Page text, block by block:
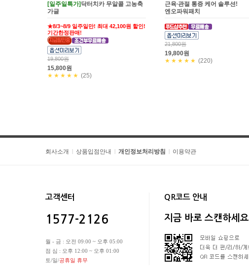
[일주일특가] 닥터치카 무알콜 고농축
가글
★8/3~8/9 일주일만! 최대 42,100원 할인!
기간한정판매!
19,800원
15,800원
★★★★★ (25)
근육∙관절 통증 케어 솔루션!
엔오파워패치
21,800원
19,800원
★★★★★ (220)
회사소개 상품입점안내 개인정보처리방침 이용약관
고객센터
1577-2126
월 - 금 : 오전 09:00 ~ 오후 05:00
점 심 : 오후 12:00 ~ 오후 01:00
토/일/공휴일 휴무
QR코드 안내
지금 바로 스캔하세요